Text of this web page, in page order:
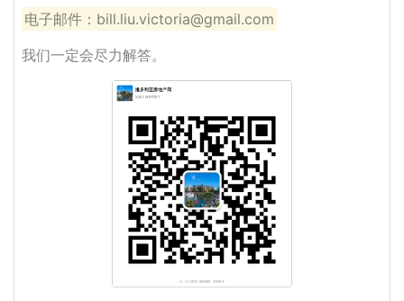
电子邮件：bill.liu.victoria@gmail.com
我们一定会尽力解答。